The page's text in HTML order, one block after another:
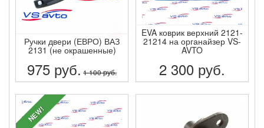
Ручки двери (ЕВРО) ВАЗ
2131 (не окрашенные)
975 руб. 1 100руб.
ПОДРОБНЕЕ
EVA коврик верхний 2121-
21214 на органайзер VS-
AVTO
2 300 руб.
ПОДРОБНЕЕ
NEW!